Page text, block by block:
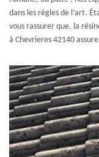
dans les règles de l’art.
vous rassurer que, la
à Chevrieres 42140